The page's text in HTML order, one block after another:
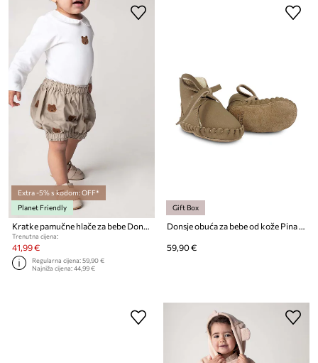
Extra -5% s kodom: OFF*
Planet Friendly
Kratke pamučne hlače za bebe Donsje Carson Bloomers Bears
Trenutna cijena:
41,99 €
Regularna cijena:59,90 €
Najniža cijena:44,99 €
Gift Box
Donsje obuća za bebe od kože Pina Classic Booties
59,90 €